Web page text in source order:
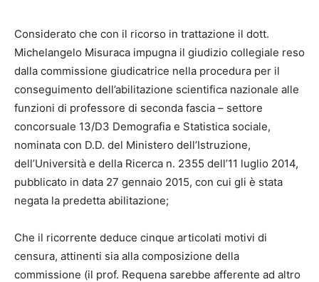
Considerato che con il ricorso in trattazione il dott.
Michelangelo Misuraca impugna il giudizio collegiale reso
dalla commissione giudicatrice nella procedura per il
conseguimento dell’abilitazione scientifica nazionale alle
funzioni di professore di seconda fascia – settore
concorsuale 13/D3 Demografia e Statistica sociale,
nominata con D.D. del Ministero dell’Istruzione,
dell’Università e della Ricerca n. 2355 dell’11 luglio 2014,
pubblicato in data 27 gennaio 2015, con cui gli è stata
negata la predetta abilitazione;
Che il ricorrente deduce cinque articolati motivi di
censura, attinenti sia alla composizione della
commissione (il prof. Requena sarebbe afferente ad altro